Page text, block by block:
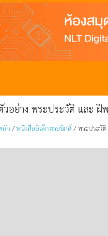
อย่าง พระประวัติ และ ฝี
ลัก /หนังสืออิเล็กทรอนิกส์/ พระประวัติ